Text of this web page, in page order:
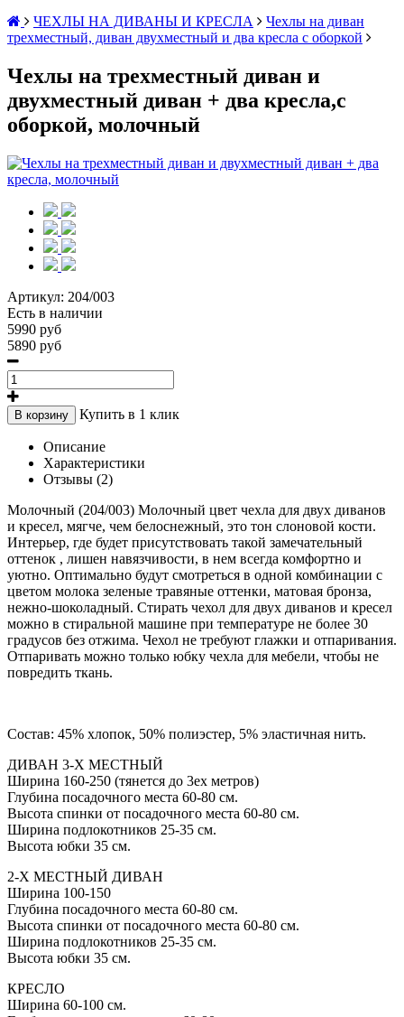
ЧЕХЛЫ НА ДИВАНЫ И КРЕСЛА
Чехлы на диван
трехместный, диван двухместный и два кресла с оборкой
Чехлы на трехместный диван и
двухместный диван + два кресла,с
оборкой, молочный
Артикул: 204/003
Есть в наличии
5990 руб
5890 руб
В корзину Купить в 1 клик
Описание
Характеристики
Отзывы (2)
Молочный (204/003) Молочный цвет чехла для двух диванов
и кресел, мягче, чем белоснежный, это тон слоновой кости.
Интерьер, где будет присутствовать такой замечательный
оттенок , лишен навязчивости, в нем всегда комфортно и
уютно. Оптимально будут смотреться в одной комбинации с
цветом молока зеленые травяные оттенки, матовая бронза,
нежно-шоколадный. Стирать чехол для двух диванов и кресел
можно в стиральной машине при температуре не более 30
градусов без отжима. Чехол не требуют глажки и отпаривания.
Отпаривать можно только юбку чехла для мебели, чтобы не
повредить ткань.
Состав: 45% хлопок, 50% полиэстер, 5% эластичная нить.
ДИВАН 3-Х МЕСТНЫЙ
Ширина 160-250 (тянется до 3ех метров)
Глубина посадочного места 60-80 см.
Высота спинки от посадочного места 60-80 см.
Ширина подлокотников 25-35 см.
Высота юбки 35 см.
2-Х МЕСТНЫЙ ДИВАН
Ширина 100-150
Глубина посадочного места 60-80 см.
Высота спинки от посадочного места 60-80 см.
Ширина подлокотников 25-35 см.
Высота юбки 35 см.
КРЕСЛО
Ширина 60-100 см.